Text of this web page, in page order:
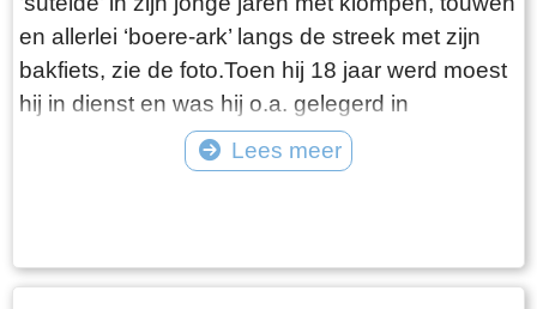
en allerlei ‘boere-ark’ langs de streek met zijn
bakfiets, zie de foto.Toen hij 18 jaar werd moest
hij in dienst en was hij o.a. gelegerd in
Hardenberg. Daar was hij bij het 9de
grensbataljon. Toen zijn diensttijd was afgelopen
oorlog in mei 1940 uitbrak heeft hij met gevaar
Lees meer